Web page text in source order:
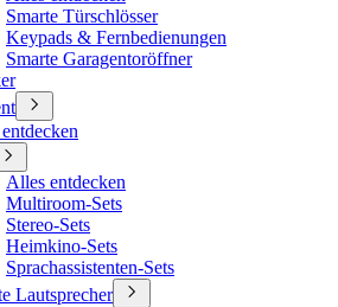
Smarte Türschlösser
Keypads & Fernbedienungen
Smarte Garagentoröffner
Alles entdecken
Multiroom-Sets
Stereo-Sets
Heimkino-Sets
Sprachassistenten-Sets
Lautsprecher